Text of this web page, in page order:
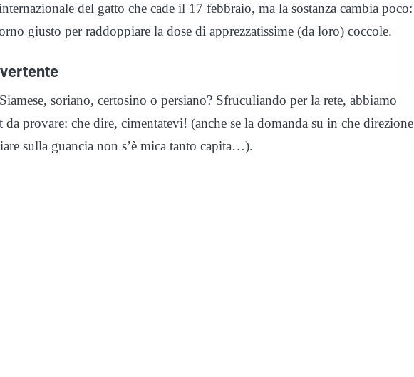
del gatto che cade il 17 febbraio, ma la sostanza cambia poco:
giusto per raddoppiare la dose di apprezzatissime (da loro) coccole.
soriano, certosino o persiano? Sfruculiando per la rete, abbiamo
provare: che dire, cimentatevi! (anche se la domanda su in che direzione
sulla guancia non s’è mica tanto capita…).